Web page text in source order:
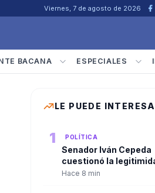
Viernes, 7 de agosto de 2026
BACANA ESPECIALES
LE PUEDE
1 POLÍTICA
Senador Iván Cepeda
cuestionó la
nuevo gobierno y
Hace 8 min